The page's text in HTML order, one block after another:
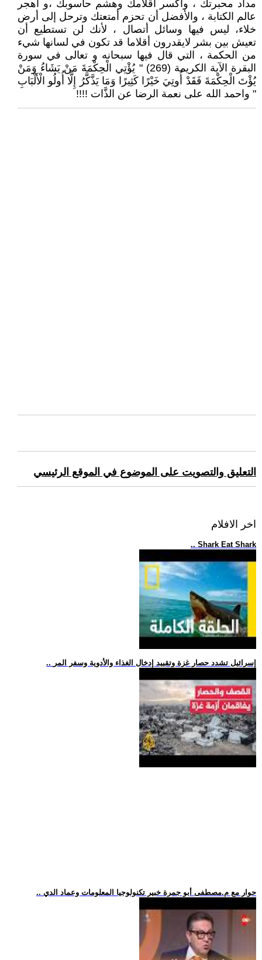
مداد محبرتك ، واكسر أقلامك وهشم حاسوبك ،و اهجر
عالم الكتابة ، والأفضل أن تحزم أمتعتك وترحل إلى أرض
خلاء، ليس فيها وسائل أتصال ، لأنك لن تستطيع أن
تعيش بين بشر لايقدرون أقلاما قد تكون في لسانها شيء
من الحكمة ، التي قال فيها سبحانه و تعالى في سورة
البقرة الآية الكريمة (269) " يُؤْتِي الْحِكْمَةَ مَنْ يَشَاءُ وَمَنْ
يُؤْتَ الْحِكْمَةَ فَقَدْ أُوتِيَ خَيْرًا كَثِيرًا وَمَا يَذَّكَّرُ إِلَّا أُولُو الْأَلْبَابِ
" واحمد الله على نعمة الرضا عن الذَّات !!!!
التعليق والتصويت على الموضوع في الموقع الرئيسي
اخر الافلام
.. Shark Eat Shark
.. إسرائيل تشدد حصار غزة وتقييد إدخال الغذاء والأدوية وسفر المر
.. حوار مع م.مصطفى أبو جمرة خبير تكنولوجيا المعلومات وعماد الدي